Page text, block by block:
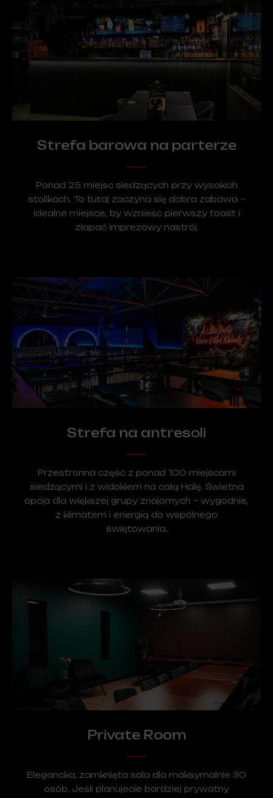
Strefa barowa na parterze
Ponad 25 miejsc siedzących przy wysokich
stolikach. To tutaj zaczyna się dobra zabawa –
idealne miejsce, by wznieść pierwszy toast i
złapać imprezowy nastrój.
Strefa na antresoli
Przestronna część z ponad 100 miejscami
siedzącymi i z widokiem na całą Halę. Świetna
opcja dla większej grupy znajomych – wygodnie,
z klimatem i energią do wspólnego
świętowania.
Private Room
Elegancka, zamknięta sala dla maksymalnie 30
osób. Jeśli planujecie bardziej prywatny